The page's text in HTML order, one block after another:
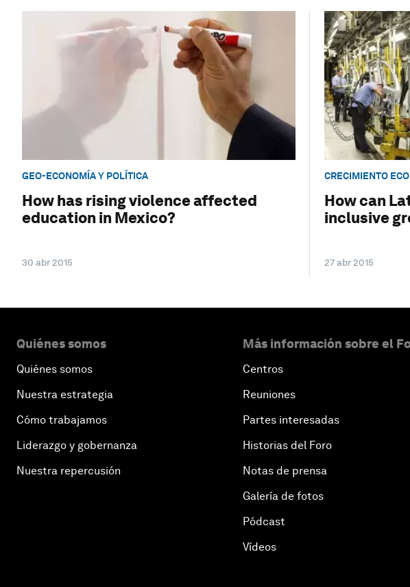
GEO-ECONOMÍA Y POLÍTICA
How has rising violence affected
education in Mexico?
30 abr 2015
CRECIMIENTO
How can
inclusive
27 abr 2015
Quiénes somos
Quiénes somos
Nuestra estrategia
Cómo trabajamos
Liderazgo y gobernanza
Nuestra repercusión
Más información sobre el
Centros
Reuniones
Partes interesadas
Historias del Foro
Notas de prensa
Galería de fotos
Pódcast
Vídeos